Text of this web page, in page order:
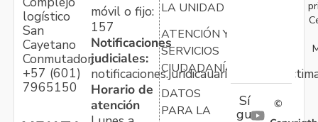
logístico
San
Cayetano
Conmutador:
+57 (601)
7965150
móvil o fijo:
157
Notificaciones
judiciales:
Horario de
atención
LA UNIDAD
ATENCIÓN Y
SERVICIOS
CIUDADANÍA
DATOS
PARA LA
Sí
gu
©